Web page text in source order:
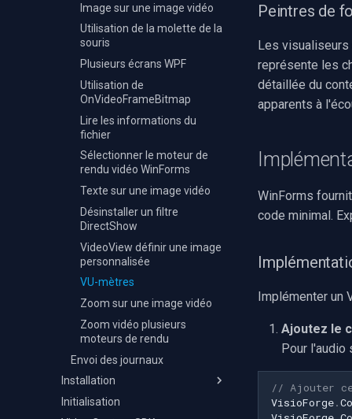
Inférence ONNX générique
Reconnaissance vocale
Diarisation des locuteurs
Détection d'événements
audio
Moteurs X
Image sur une image vidéo
Utilisation de la molette de la
souris
Plusieurs écrans WPF
Utilisation de
OnVideoFrameBitmap
Lire les informations du
fichier
Sélectionner le moteur de
rendu vidéo WinForms
Texte sur une image vidéo
Désinstaller un filtre
DirectShow
VideoView définir une image
personnalisée
VU-mètres
Zoom sur une image vidéo
Zoom vidéo plusieurs
moteurs de rendu
Envoi des journaux
Installation
Visual Studio
Initialisation
Peintres de
Les visualiseurs
représente les
détaillée du
apparents à
WinForms
code minimal.
Implémenter un
Ajoutez le
Pour l'audio
// Ajouter
VisioForge.